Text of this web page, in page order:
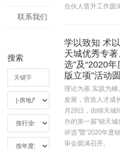
联系我们
搜索
合伙人晋升工作圆
学以致知 术
天城优秀专
选”及“2020
版立项”活动
理论为基,实践为
发展，营造人才成
月28日，由锦天城
办的第一届“锦天
评选”暨“2020年度
审会圆满召开。